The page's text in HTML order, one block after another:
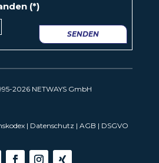
(*)
SENDEN
2026 NETWAYS GmbH
| Datenschutz | AGB | DSGVO